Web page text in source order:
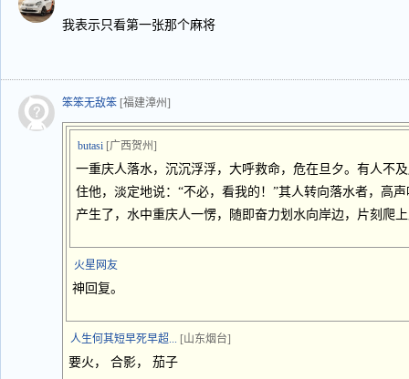
我表示只看第一张那个麻将
笨笨无敌笨 [福建漳州]
butasi [广西贺州]
一重庆人落水，沉沉浮浮，大呼救命，危在旦夕。有人不
住他，淡定地说：“不必，看我的！”其人转向落水者，高
产生了，水中重庆人一愣，随即奋力划水向岸边，片刻爬
火星网友
神回复。
人生何其短早死早超... [山东烟台]
要火， 合影， 茄子